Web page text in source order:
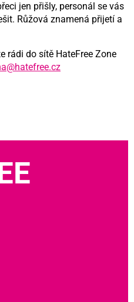
jen přišly, personál se vás
Růžová znamená přijetí a
rádi do sítě HateFree Zone